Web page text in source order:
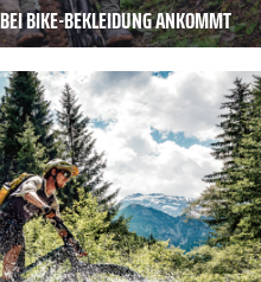
BIKE-­BEKLEIDUNG ANKOMMT